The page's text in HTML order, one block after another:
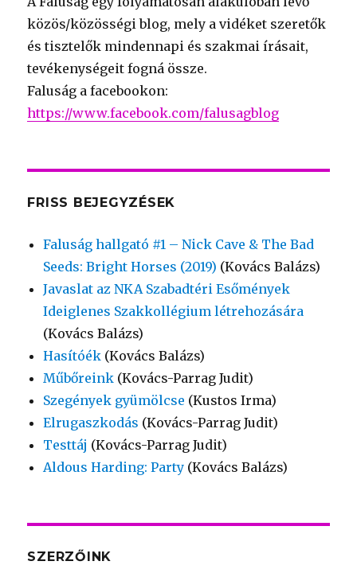
közös/közösségi blog, mely a vidéket szeretők
és tisztelők mindennapi és szakmai írásait,
tevékenységeit fogná össze.
Faluság a facebookon:
https://www.facebook.com/falusagblog
FRISS BEJEGYZÉSEK
Faluság hallgató #1 – Nick Cave & The Bad
Seeds: Bright Horses (2019) (Kovács Balázs)
Javaslat az NKA Szabadtéri Esőmények
Ideiglenes Szakkollégium létrehozására
(Kovács Balázs)
Hasítóék (Kovács Balázs)
Műbőreink (Kovács-Parrag Judit)
Szegények gyümölcse (Kustos Irma)
Elrugaszkodás (Kovács-Parrag Judit)
Testtáj (Kovács-Parrag Judit)
Aldous Harding: Party (Kovács Balázs)
SZERZŐINK